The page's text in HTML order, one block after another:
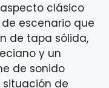
clásico
escenario que
de tapa sólida,
y un
de sonido
situación de